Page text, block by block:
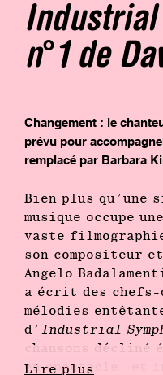
Industrial
n°1 de
Changement : le
prévu pour
remplacé par Barbara
Bien plus qu’une
musique occupe
vaste
son compositeur
Angelo
a écrit des chefs-
mélodies
d’ Industrial
chansons décliné
en spectacle, et
Lire plus